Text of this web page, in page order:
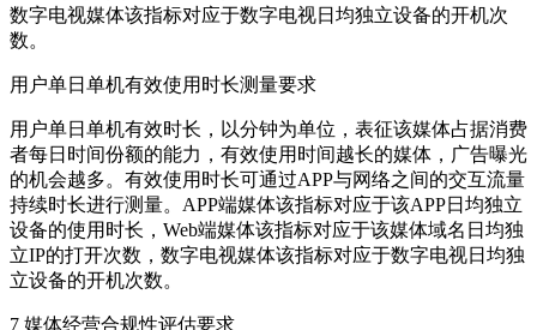
数字电视媒体该指标对应于数字电视日均独立设备的开机次
数。
用户单日单机有效使用时长测量要求
用户单日单机有效时长，以分钟为单位，表征该媒体占据消费
者每日时间份额的能力，有效使用时间越长的媒体，广告曝光
的机会越多。有效使用时长可通过APP与网络之间的交互流量
持续时长进行测量。APP端媒体该指标对应于该APP日均独立
设备的使用时长，Web端媒体该指标对应于该媒体域名日均独
立IP的打开次数，数字电视媒体该指标对应于数字电视日均独
立设备的开机次数。
7 媒体经营合规性评估要求